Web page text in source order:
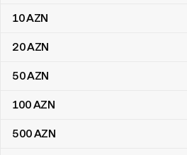
10AZN
20AZN
50AZN
100AZN
500AZN